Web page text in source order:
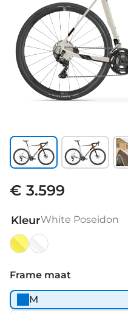
€ 3.599
KleurWhite Poseidon
BlackPoseidon
Frame maat
M